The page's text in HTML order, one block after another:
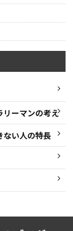
リーマンの考え
ない人の特長